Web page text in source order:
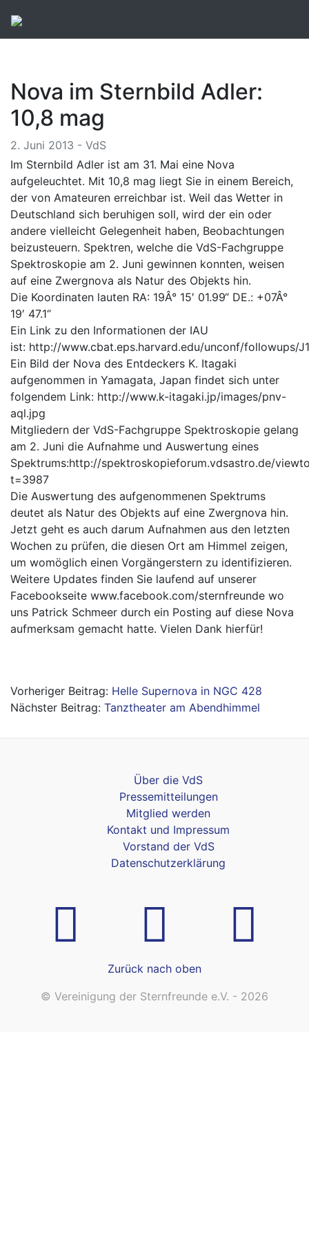
Nova im Sternbild Adler:
10,8 mag
2. Juni 2013 - VdS
Im Sternbild Adler ist am 31. Mai eine Nova
aufgeleuchtet. Mit 10,8 mag liegt Sie in einem Bereich,
der von Amateuren erreichbar ist. Weil das Wetter in
Deutschland sich beruhigen soll, wird der ein oder
andere vielleicht Gelegenheit haben, Beobachtungen
beizusteuern. Spektren, welche die VdS-Fachgruppe
Spektroskopie am 2. Juni gewinnen konnten, weisen
auf eine Zwergnova als Natur des Objekts hin.
Die Koordinaten lauten RA: 19Â° 15′ 01.99“ DE.: +07Â°
19′ 47.1“
Ein Link zu den Informationen der IAU
ist: http://www.cbat.eps.harvard.edu/unconf/followups/
Ein Bild der Nova des Entdeckers K. Itagaki
aufgenommen in Yamagata, Japan findet sich unter
folgendem Link: http://www.k-itagaki.jp/images/pnv-
aql.jpg
Mitgliedern der VdS-Fachgruppe Spektroskopie gelang
am 2. Juni die Aufnahme und Auswertung eines
Spektrums:http://spektroskopieforum.vdsastro.de/
t=3987
Die Auswertung des aufgenommenen Spektrums
deutet als Natur des Objekts auf eine Zwergnova hin.
Jetzt geht es auch darum Aufnahmen aus den letzten
Wochen zu prüfen, die diesen Ort am Himmel zeigen,
um womöglich einen Vorgängerstern zu identifizieren.
Weitere Updates finden Sie laufend auf unserer
Facebookseite www.facebook.com/sternfreunde wo
uns Patrick Schmeer durch ein Posting auf diese Nova
aufmerksam gemacht hatte. Vielen Dank hierfür!
BeitragsnavigationHelle Supernova in NGC 428
Tanztheater am Abendhimmel
Über die VdS
Pressemitteilungen
Mitglied werden
Kontakt und Impressum
Vorstand der VdS
Datenschutzerklärung
Zurück nach oben
© Vereinigung der Sternfreunde e.V. - 2026